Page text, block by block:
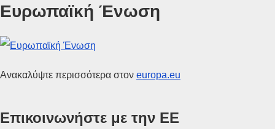
Ευρωπαϊκή Ένωση
Ανακαλύψτε περισσότερα στον europa.eu
Επικοινωνήστε με την ΕΕ